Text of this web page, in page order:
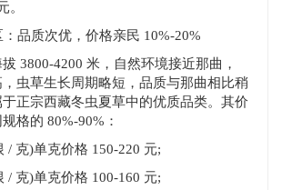
。
质次优，价格亲民 10%-20%
4200 米，自然环境接近那曲，
虫草生长周期略短，品质与那曲相比稍
正宗西藏冬虫夏草中的优质品类。其价
格的 80%-90%：
)单克价格 150-220 元;
)单克价格 100-160 元;